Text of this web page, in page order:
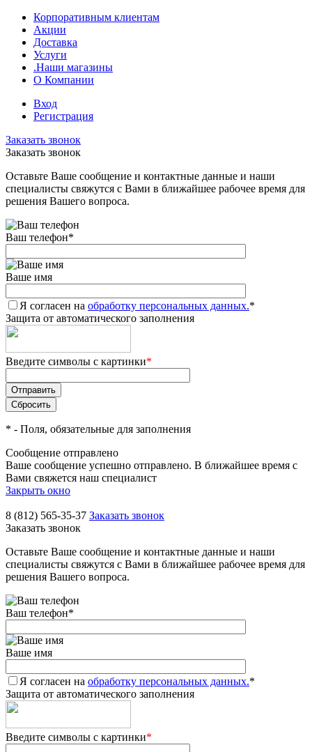
Корпоративным клиентам
Акции
Доставка
Услуги
.Наши магазины
О Компании
Вход
Регистрация
Заказать звонок
Заказать звонок
Оставьте Ваше сообщение и контактные данные и наши
специалисты свяжутся с Вами в ближайшее рабочее время для
решения Вашего вопроса.
Ваш телефон*
Ваше имя
Я согласен на обработку персональных данных.*
Защита от автоматического заполнения
Введите символы с картинки*
* - Поля, обязательные для заполнения
Сообщение отправлено
Ваше сообщение успешно отправлено. В ближайшее время с
Вами свяжется наш специалист
Закрыть окно
8 (812) 565-35-37 Заказать звонок
Заказать звонок
Оставьте Ваше сообщение и контактные данные и наши
специалисты свяжутся с Вами в ближайшее рабочее время для
решения Вашего вопроса.
Ваш телефон*
Ваше имя
Я согласен на обработку персональных данных.*
Защита от автоматического заполнения
Введите символы с картинки*